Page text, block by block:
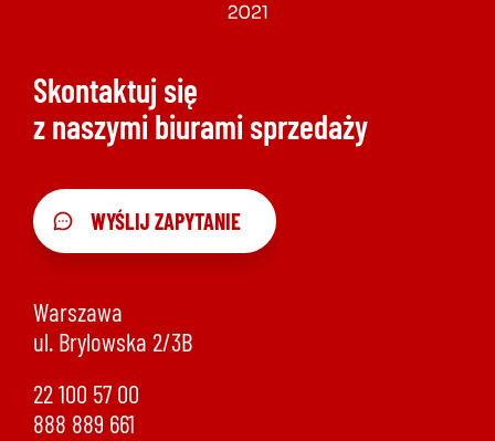
Skontaktuj się
z naszymi biurami sprzedaży
WYŚLIJ ZAPYTANIE
Warszawa
ul. Brylowska 2/3B
22 100 57 00
888 889 661